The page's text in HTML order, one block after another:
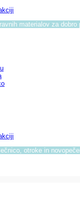
materialov za dobro
otroke in